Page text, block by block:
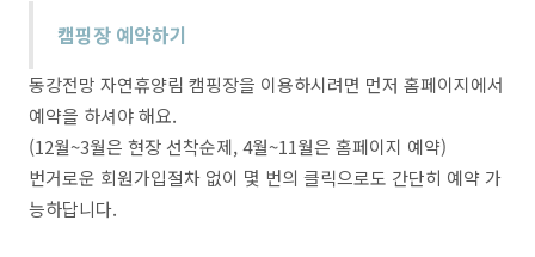
캠핑장 예약하기
동강전망 자연휴양림 캠핑장을 이용하시려면 먼저 홈페이지에서
예약을 하셔야 해요.
(12월~3월은 현장 선착순제, 4월~11월은 홈페이지 예약)
번거로운 회원가입절차 없이 몇 번의 클릭으로도 간단히 예약 가
능하답니다.